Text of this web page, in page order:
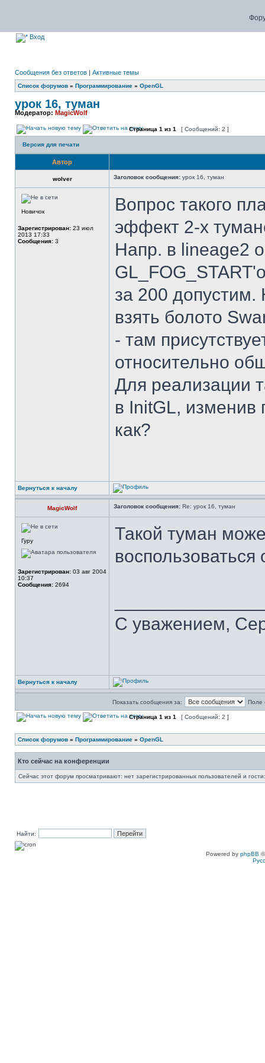
Вход
Сообщения без ответов | Активные темы
Список форумов » Программирование » OpenGL
урок 16, туман
Модератор: MagicWolf
Страница 1 из 1 [ Сообщений: 2 ]
Версия для печати
Автор
wolver Заголовок сообщения: урок 16, туман
Новичок
Зарегистрирован: 23 июл
2013 17:33
Сообщения: 3
Вопрос такого
эффект 2-х
Напр. в lineage2
за 200
взять болото
- там
относительно
Для реализации
в InitGL, изменив
как?
Вернуться к началу
MagicWolf Заголовок сообщения: Re: урок 16, туман
Гуру
Зарегистрирован: 03 авг 2004
10:37
Сообщения: 2694
Такой туман
С уважением,
Вернуться к началу
Показать сообщения за: Поле
Страница 1 из 1 [ Сообщений: 2 ]
Список форумов » Программирование » OpenGL
Кто сейчас на конференции
Сейчас этот форум просматривают: нет зарегистрированных пользователей и
Найти:
Powered by phpBB